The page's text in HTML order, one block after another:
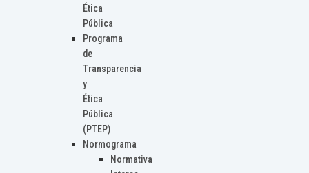
Ética
Pública
Programa
de
Transparencia
y
Ética
Pública
(PTEP)
Normograma
Normativa